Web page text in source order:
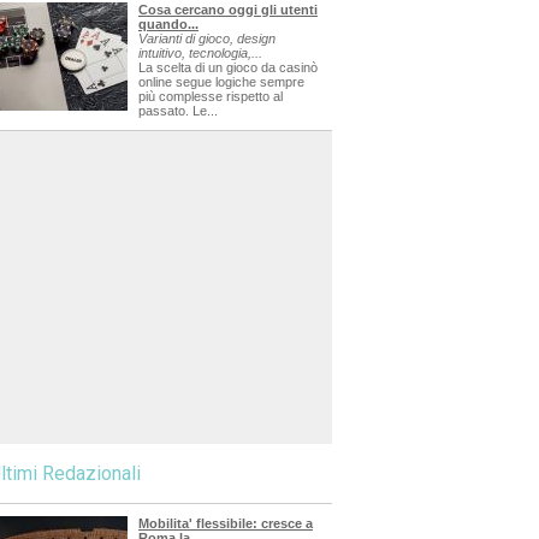
Cosa cercano oggi gli utenti
quando...
Varianti di gioco, design
intuitivo, tecnologia,...
La scelta di un gioco da casinò
online segue logiche sempre
più complesse rispetto al
passato. Le...
Redazionali
Mobilita' flessibile: cresce a